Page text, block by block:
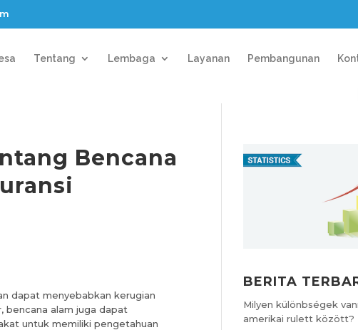
Tentang Lembaga Layanan Pembangunan
Bencana
dapat menyebabkan kerugian
bencana alam juga dapat
untuk memiliki pengetahuan
BERITA
Milyen különbségek
amerikai rulett között?